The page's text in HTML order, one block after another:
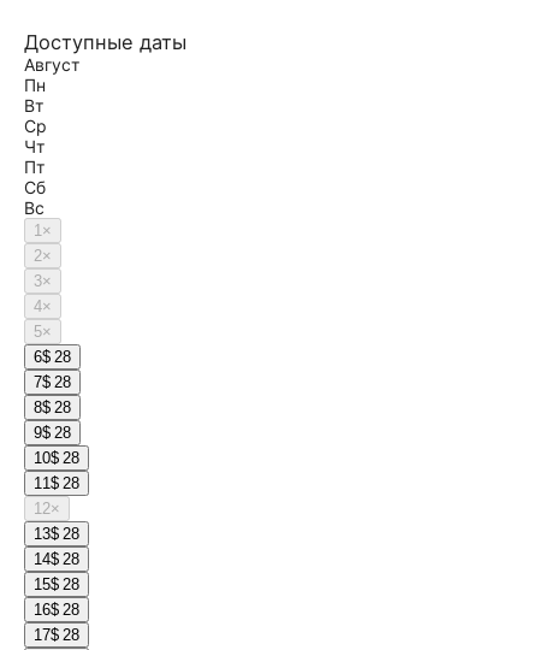
Доступные даты
Август
Пн
Вт
Ср
Чт
Пт
Сб
Вс
1×
2×
3×
4×
5×
6$ 28
7$ 28
8$ 28
9$ 28
10$ 28
11$ 28
12×
13$ 28
14$ 28
15$ 28
16$ 28
17$ 28